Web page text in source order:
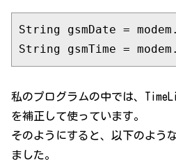
String gsmDate = modem.
String gsmTime = modem.
私のプログラムの中では、
を補正して使っています。
そのようにすると、以下のよう
ました。